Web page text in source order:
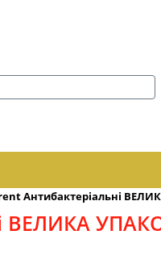
Антибактеріальні
ВЕЛИКА